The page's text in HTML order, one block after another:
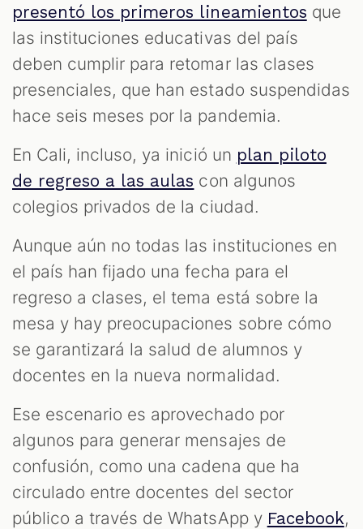
presentó los primeros lineamientos que
las instituciones educativas del país
deben cumplir para retomar las clases
presenciales, que han estado suspendidas
hace seis meses por la pandemia.
En Cali, incluso, ya inició un plan piloto
de regreso a las aulas con algunos
colegios privados de la ciudad.
Aunque aún no todas las instituciones en
el país han fijado una fecha para el
regreso a clases, el tema está sobre la
mesa y hay preocupaciones sobre cómo
se garantizará la salud de alumnos y
docentes en la nueva normalidad.
Ese escenario es aprovechado por
algunos para generar mensajes de
confusión, como una cadena que ha
circulado entre docentes del sector
público a través de WhatsApp y Facebook,